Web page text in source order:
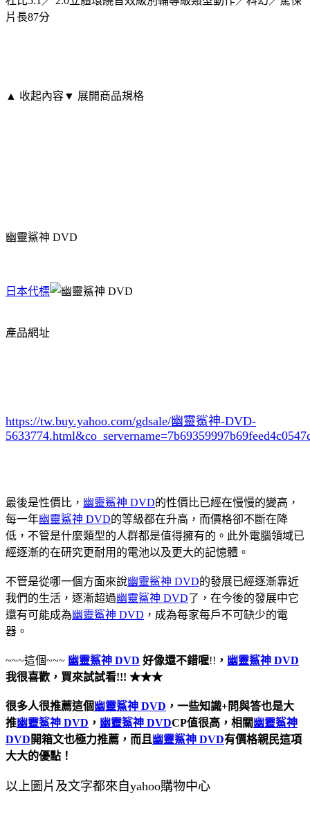
片長87分
▲ 收起內容▼ 展開商品規格
幽靈鯊神 DVD
日本代標
產品網址
https://tw.buy.yahoo.com/gdsale/幽靈鯊神-DVD-
最後是性價比， 幽靈鯊神 DVD的性價比已經在慢慢的變高，
每一年幽靈鯊神 DVD的等級都在升高，而價格卻不斷在降
低，不管是什麼類型的人群都是值得擁有的。此外電腦領域已
經逐漸的在研究更耐用的電池以及更大的記憶體。
不管是從哪一個方面來說幽靈鯊神 DVD的發展已經逐漸靠近
我們的生活，逐漸超過幽靈鯊神 DVD了，在今後的發展中它
還有可能成為幽靈鯊神 DVD ，成為每家每戶不可缺少的電
器。
~~~這個~~~ 幽靈鯊神 DVD 好像還不錯喔!! ， 幽靈鯊神 DVD
我很喜歡，買來試試看!!! ★★★
很多人很推薦這個 幽靈鯊神 DVD ，一些知識+問與答也是大
推幽靈鯊神 DVD ， 幽靈鯊神 DVDCP值很高，相關 幽靈鯊神
DVD 開箱文也極力推薦，而且 幽靈鯊神 DVD有價格親民這項
大大的優點！
以上圖片及文字都來自yahoo購物中心